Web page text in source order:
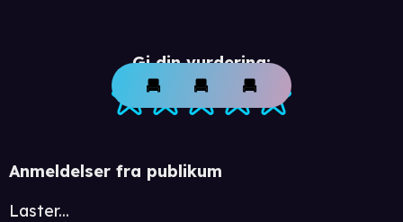
Gi din vurdering:
Anmeldelser fra publikum
Laster...